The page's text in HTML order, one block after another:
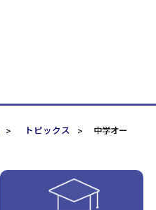
トピックス
中学オー